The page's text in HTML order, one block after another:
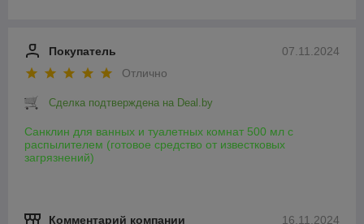
07.11.2024
Покупатель
Отлично
Сделка подтверждена на Deal.by
Санклин для ванных и туалетных комнат 500 мл с
распылителем (готовое средство от известковых
загрязнений)
16.11.2024
Комментарий компании